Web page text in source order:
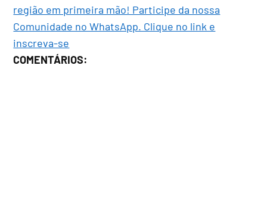
região em primeira mão! Participe da nossa
Comunidade no WhatsApp. Clique no link e
inscreva-se
COMENTÁRIOS: